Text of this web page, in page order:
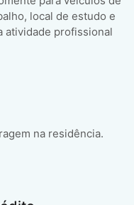
local de estudo e
atividade profissional
na residência.